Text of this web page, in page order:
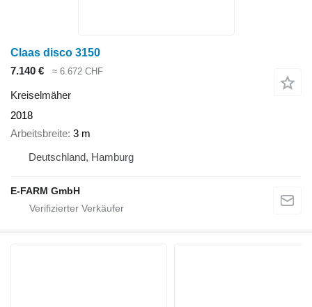
Claas disco 3150
7.140 €
≈ 6.672 CHF
Kreiselmäher
2018
Arbeitsbreite 3 m
Deutschland, Hamburg
E-FARM GmbH